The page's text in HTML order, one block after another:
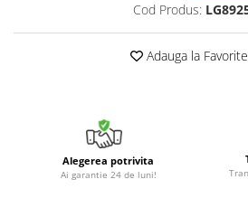
Cod Produs:
Adauga la Favorite
Alegerea potrivita
Ai garantie 24 de luni!